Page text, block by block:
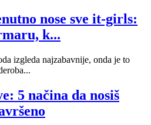
nose sve it-girls:
k...
izgleda najzabavnije, onda je to
5 načina da nosiš